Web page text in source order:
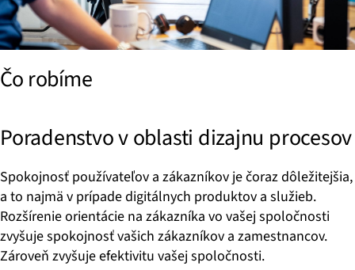
Čo robíme
Poradenstvo v oblasti dizajnu procesov
Spokojnosť používateľov a zákazníkov je čoraz dôležitejšia,
a to najmä v prípade digitálnych produktov a služieb.
Rozšírenie orientácie na zákazníka vo vašej spoločnosti
zvyšuje spokojnosť vašich zákazníkov a zamestnancov.
Zároveň zvyšuje efektivitu vašej spoločnosti.